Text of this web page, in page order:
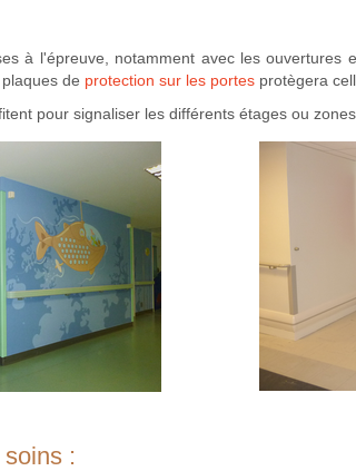
à l'épreuve, notamment avec les ouvertures
de protection sur les portes protègera
pour signaliser les différents étages ou
: